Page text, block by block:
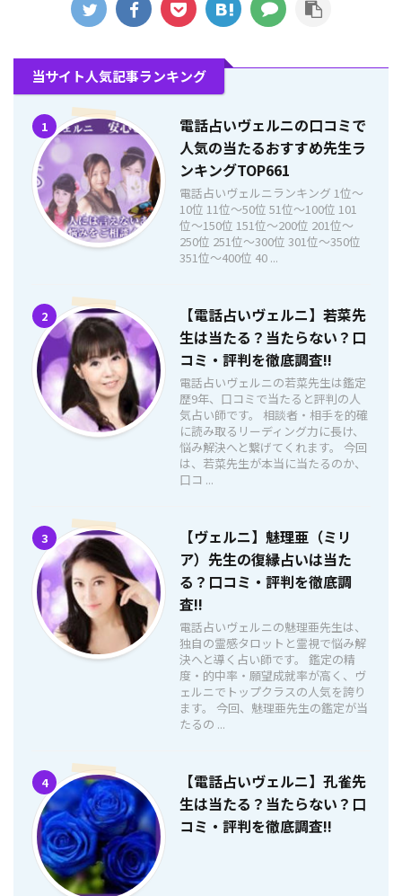
当サイト人気記事ランキング
1
電話占いヴェルニの口コミで
人気の当たるおすすめ先生ラ
ンキングTOP661
電話占いヴェルニランキング 1位〜
10位 11位〜50位 51位〜100位 101
位〜150位 151位〜200位 201位〜
250位 251位〜300位 301位〜350位
351位〜400位 40 ...
2
【電話占いヴェルニ】若菜先
生は当たる？当たらない？口
コミ・評判を徹底調査!!
電話占いヴェルニの若菜先生は鑑定
歴9年、口コミで当たると評判の人
気占い師です。 相談者・相手を的確
に読み取るリーディング力に長け、
悩み解決へと繋げてくれます。 今回
は、若菜先生が本当に当たるのか、
口コ ...
3
【ヴェルニ】魅理亜（ミリ
ア）先生の復縁占いは当た
る？口コミ・評判を徹底調
査!!
電話占いヴェルニの魅理亜先生は、
独自の霊感タロットと霊視で悩み解
決へと導く占い師です。 鑑定の精
度・的中率・願望成就率が高く、ヴ
ェルニでトップクラスの人気を誇り
ます。 今回、魅理亜先生の鑑定が当
たるの ...
4
【電話占いヴェルニ】孔雀先
生は当たる？当たらない？口
コミ・評判を徹底調査!!